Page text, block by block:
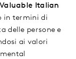
Italian
in termini di
delle persone e
ai valori